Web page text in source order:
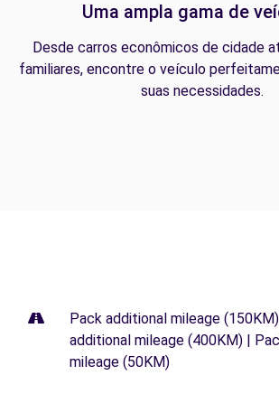
Uma ampla gama de
Desde carros econômicos de cidade
familiares, encontre o veículo
suas necessidades.
Pack additional mileage
additional mileage (400KM) |
mileage (50KM)